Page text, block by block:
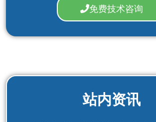
免费技术咨询
站内资讯